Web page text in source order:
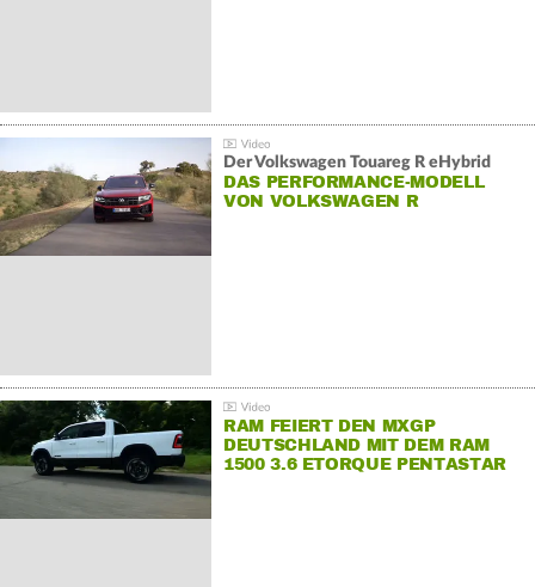
Der Volkswagen Touareg R eHybrid
DAS PERFORMANCE-MODELL
VON VOLKSWAGEN R
RAM FEIERT DEN MXGP
DEUTSCHLAND MIT DEM RAM
1500 3.6 ETORQUE PENTASTAR